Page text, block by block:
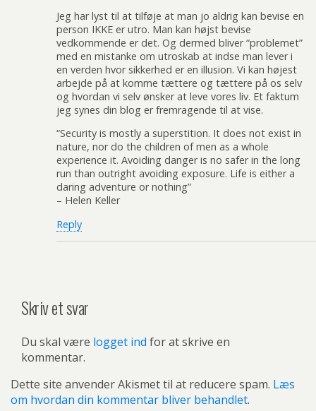
Jeg har lyst til at tilføje at man jo aldrig kan bevise en
person IKKE er utro. Man kan højst bevise
vedkommende er det. Og dermed bliver “problemet”
med en mistanke om utroskab at indse man lever i
en verden hvor sikkerhed er en illusion. Vi kan højest
arbejde på at komme tættere og tættere på os selv
og hvordan vi selv ønsker at leve vores liv. Et faktum
jeg synes din blog er fremragende til at vise.
“Security is mostly a superstition. It does not exist in
nature, nor do the children of men as a whole
experience it. Avoiding danger is no safer in the long
run than outright avoiding exposure. Life is either a
daring adventure or nothing”
– Helen Keller
Reply
Skriv et svar
Du skal være logget ind for at skrive en
kommentar.
Dette site anvender Akismet til at reducere spam. Læs
om hvordan din kommentar bliver behandlet.